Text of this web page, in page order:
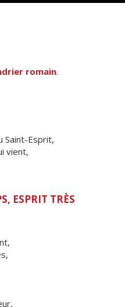
romain.
Saint-Esprit,
vient,
ESPRIT TRÈS